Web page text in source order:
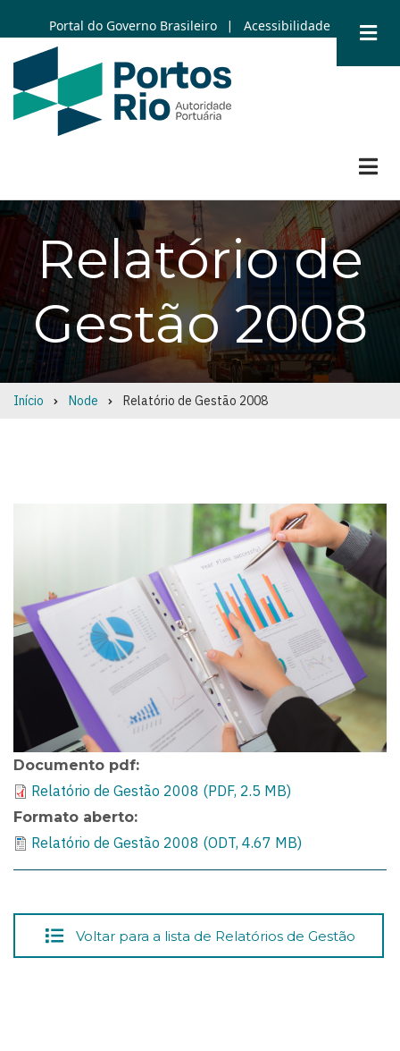
to
main
content
Portal do Governo Brasileiro | Acessibilidade
Relatório de
Gestão 2008
Breadcrumb
Início Node Relatório de Gestão 2008
Documento pdf
Relatório de Gestão 2008 (PDF, 2.5 MB)
Formato aberto
Relatório de Gestão 2008 (ODT, 4.67 MB)
Voltar para a lista de Relatórios de Gestão